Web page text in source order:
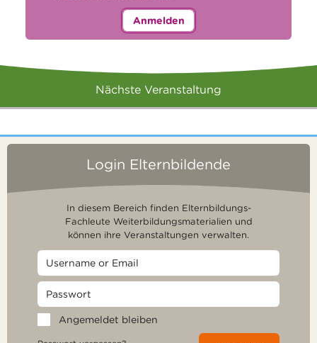
Anmelden
Nächste Veranstaltung
Login Elternbildende
In diesem Bereich finden Elternbildungs-
Fachleute Weiterbildungsmaterialien und
können ihre Veranstaltungen verwalten.
Angemeldet bleiben